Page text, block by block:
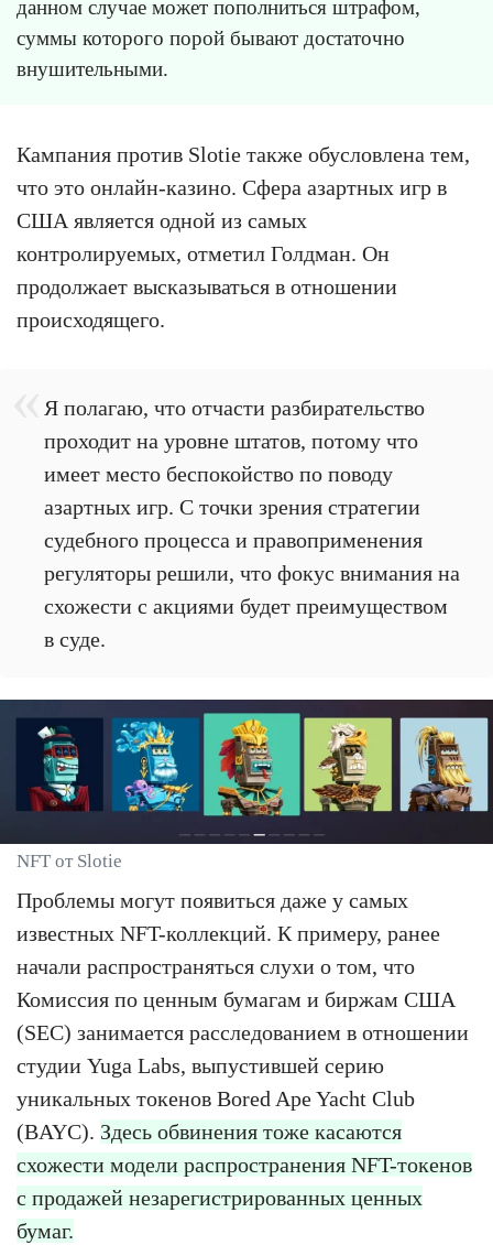
данном случае может пополниться штрафом,
суммы которого порой бывают достаточно
внушительными.
Кампания против Slotie также обусловлена тем,
что это онлайн-казино. Сфера азартных игр в
США является одной из самых
контролируемых, отметил Голдман. Он
продолжает высказываться в отношении
происходящего.
Я полагаю, что отчасти разбирательство
проходит на уровне штатов, потому что
имеет место беспокойство по поводу
азартных игр. С точки зрения стратегии
судебного процесса и правоприменения
регуляторы решили, что фокус внимания на
схожести с акциями будет преимуществом
в суде.
NFT от Slotie
Проблемы могут появиться даже у самых
известных NFT-коллекций. К примеру, ранее
начали распространяться слухи о том, что
Комиссия по ценным бумагам и биржам США
(SEC) занимается расследованием в отношении
студии Yuga Labs, выпустившей серию
уникальных токенов Bored Ape Yacht Club
(BAYC). Здесь обвинения тоже касаются
схожести модели распространения NFT-токенов
с продажей незарегистрированных ценных
бумаг.